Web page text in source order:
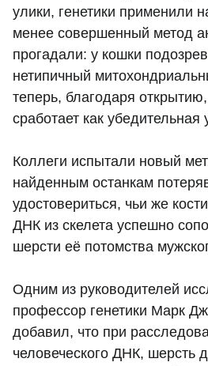
улики, генетики применили
менее совершенный метод
прогадали: у кошки
нетипичный
теперь, благодаря
сработает как убедительная
Коллеги испытали новый
найденным останкам
удостовериться, чьи же
ДНК из скелета успешно
шерсти её потомства
Одним из руководителей
профессор генетики Марк
добавил, что при
человеческого ДНК, шерсть